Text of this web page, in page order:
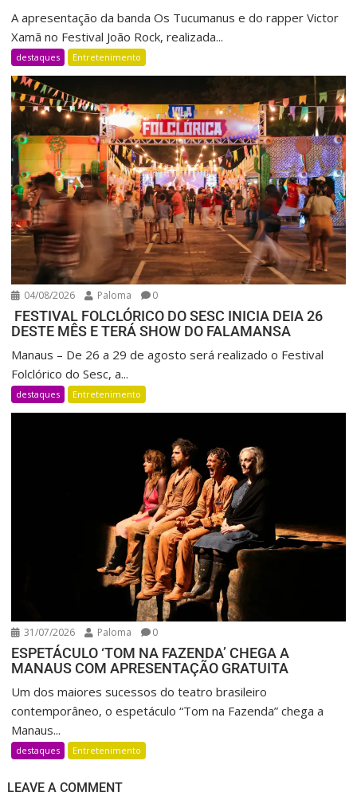
A apresentação da banda Os Tucumanus e do rapper Victor
Xamã no Festival João Rock, realizada...
destaques Entretenimento
04/08/2026 Paloma 0
FESTIVAL FOLCLÓRICO DO SESC INICIA DEIA 26
DESTE MÊS E TERÁ SHOW DO FALAMANSA
Manaus – De 26 a 29 de agosto será realizado o Festival
Folclórico do Sesc, a...
destaques Entretenimento
31/07/2026 Paloma 0
ESPETÁCULO ‘TOM NA FAZENDA’ CHEGA A
MANAUS COM APRESENTAÇÃO GRATUITA
Um dos maiores sucessos do teatro brasileiro
contemporâneo, o espetáculo “Tom na Fazenda” chega a
Manaus...
destaques Entretenimento
LEAVE A COMMENT